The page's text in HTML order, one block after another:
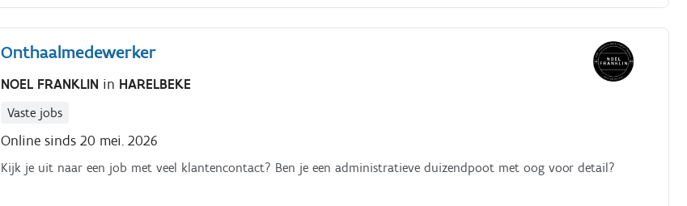
Onthaalmedewerker
NOEL FRANKLIN in HARELBEKE
Vaste jobs
Online sinds 20 mei. 2026
Kijk je uit naar een job met veel klantencontact? Ben je een administratieve duizendpoot met oog voor detail?